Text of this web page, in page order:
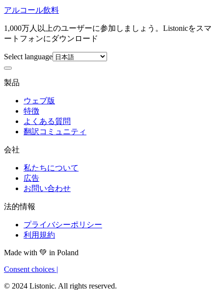
アルコール飲料
1,000万人以上のユーザーに参加しましょう。Listonicをスマ
ートフォンにダウンロード
Select language
製品
ウェブ版
特徴
よくある質問
翻訳コミュニティ
会社
私たちについて
広告
お問い合わせ
法的情報
プライバシーポリシー
利用規約
Made with 💚 in Poland
Consent choices |
© 2024 Listonic. All rights reserved.